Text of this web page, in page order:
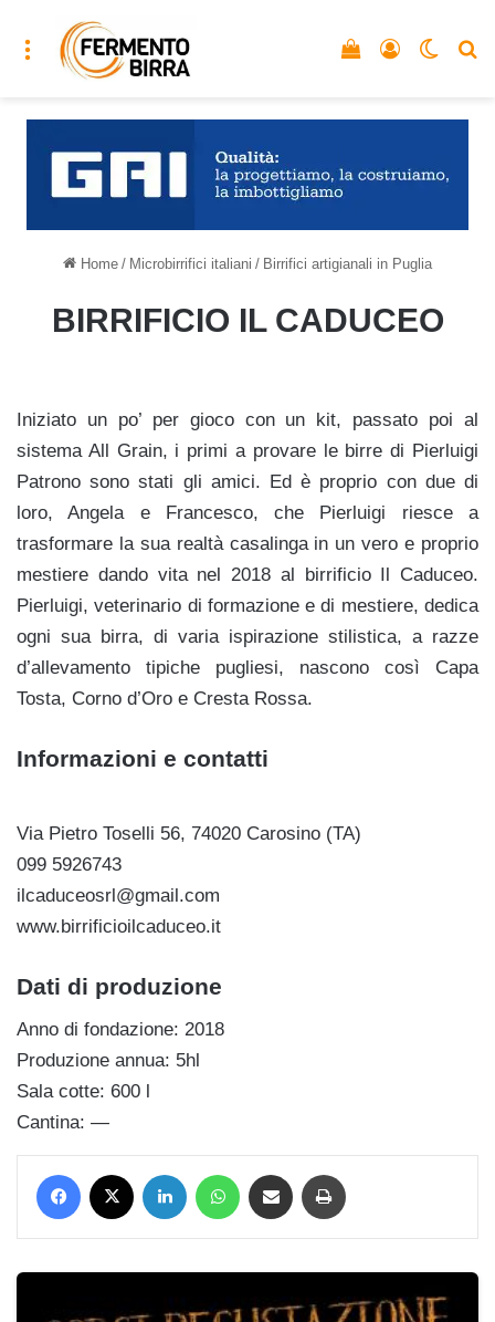
Menu Accedi
Vedi il carrello
Home / Microbirrifici italiani / Birrifici artigianali in Puglia
BIRRIFICIO IL CADUCEO
Iniziato un po’ per gioco con un kit, passato poi al
sistema All Grain, i primi a provare le birre di Pierluigi
Patrono sono stati gli amici. Ed è proprio con due di
loro, Angela e Francesco, che Pierluigi riesce a
trasformare la sua realtà casalinga in un vero e proprio
mestiere dando vita nel 2018 al birrificio Il Caduceo.
Pierluigi, veterinario di formazione e di mestiere, dedica
ogni sua birra, di varia ispirazione stilistica, a razze
d’allevamento tipiche pugliesi, nascono così Capa
Tosta, Corno d’Oro e Cresta Rossa.
Informazioni e contatti
Via Pietro Toselli 56, 74020 Carosino (TA)
099 5926743
ilcaduceosrl@gmail.com
www.birrificioilcaduceo.it
Dati di produzione
Anno di fondazione: 2018
Produzione annua: 5hl
Sala cotte: 600 l
Cantina: —
Facebook LinkedIn WhatsApp Condividi via mail